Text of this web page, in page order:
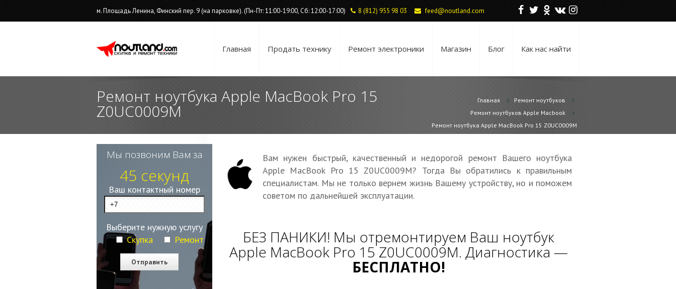
F T O V I
м. Площадь Ленина, Финский пер. 9 (на парковке). (Пн-Пт: 11:00-19:00, Сб: 12:00-17:00) 8 (812) 955 98 03 feed@noutland.com
Главная Продать технику Ремонт электроники Магазин Блог Как нас найти
Ремонт ноутбука Apple MacBook Pro 15
Z0UC0009M
Главная
Ремонт ноутбуков
Ремонт ноутбуков Apple Macbook
Ремонт ноутбука Apple MacBook Pro 15 Z0UC0009M
Вам нужен быстрый, качественный и недорогой ремонт Вашего ноутбука
Apple MacBook Pro 15 Z0UC0009M? Тогда Вы обратились к правильным
специалистам. Мы не только вернем жизнь Вашему устройству, но и поможем
советом по дальнейшей эксплуатации.
БЕЗ ПАНИКИ! Мы отремонтируем Ваш ноутбук
Apple MacBook Pro 15 Z0UC0009M. Диагностика —
БЕСПЛАТНО!
Мы позвоним Вам за
45 секунд
Ваш контактный номер
Выберите нужную услугу
Скупка
Ремонт